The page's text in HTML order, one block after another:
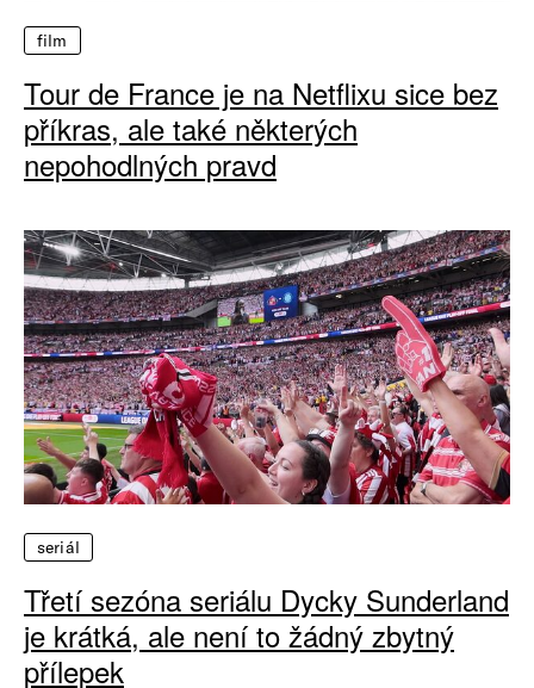
film
Tour de France je na Netflixu sice bez
příkras, ale také některých
nepohodlných pravd
seriál
Třetí sezóna seriálu Dycky Sunderland
je krátká, ale není to žádný zbytný
přílepek